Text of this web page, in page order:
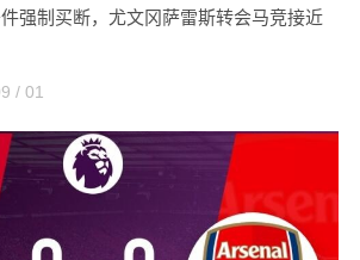
强制买断，尤文冈萨雷斯转会马竞接近
/ 01